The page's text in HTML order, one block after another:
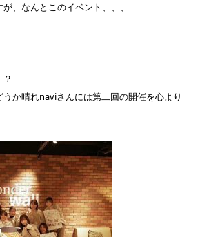
、なんとこのイベント、、、
か晴れnaviさんには第二回の開催を心より